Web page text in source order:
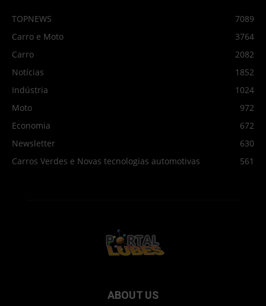
TOPNEWS
7089
Carro e Moto
3764
Carro
2082
Notícias
1852
Indústria
1024
Moto
972
Economia
672
Newsletter
630
Carros Verdes e Novas tecnologias automotivas
561
ABOUT US